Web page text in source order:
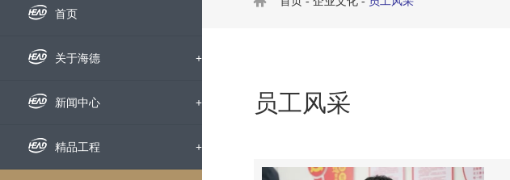
首页
关于海德 +
企业概况
组织机构
新闻中心 +
企业新闻
精品工程 +
员工风采